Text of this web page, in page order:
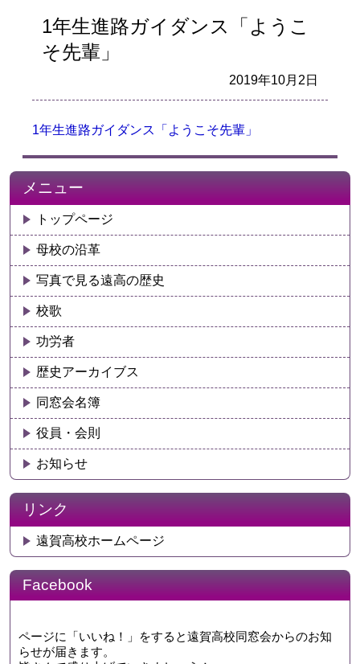
1年生進路ガイダンス「ようこ
そ先輩」
2019年10月2日
1年生進路ガイダンス「ようこそ先輩」
メニュー
トップページ
母校の沿革
写真で見る遠高の歴史
校歌
功労者
歴史アーカイブス
同窓会名簿
役員・会則
お知らせ
リンク
遠賀高校ホームページ
Facebook
ページに「いいね！」をすると遠賀高校同窓会からのお知
らせが届きます。